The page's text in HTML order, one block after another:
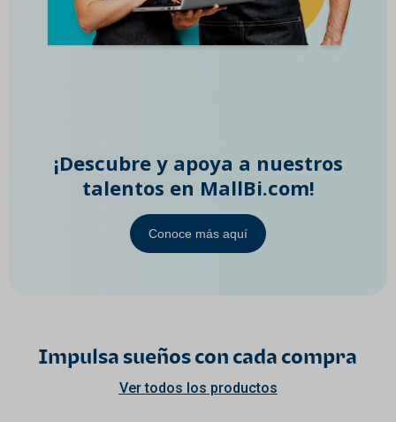
¡Descubre y apoya a nuestros
talentos en MallBi.com!
Conoce más aquí
Impulsa sueños con cada compra
Ver todos los productos